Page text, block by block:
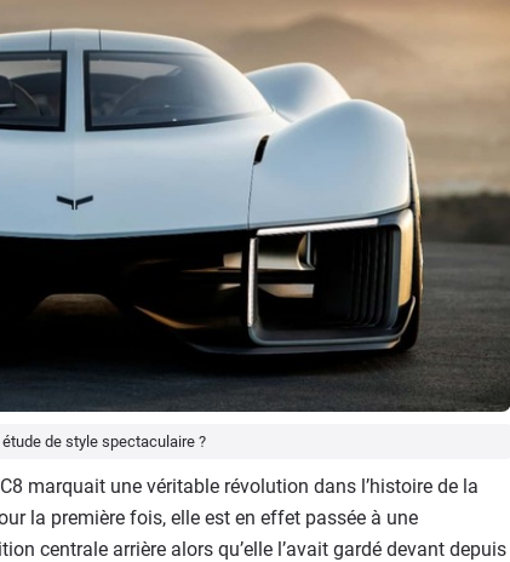
de style spectaculaire ?
marquait une véritable révolution dans l’histoire de la
la première fois, elle est en effet passée à une
centrale arrière alors qu’elle l’avait gardé devant depuis